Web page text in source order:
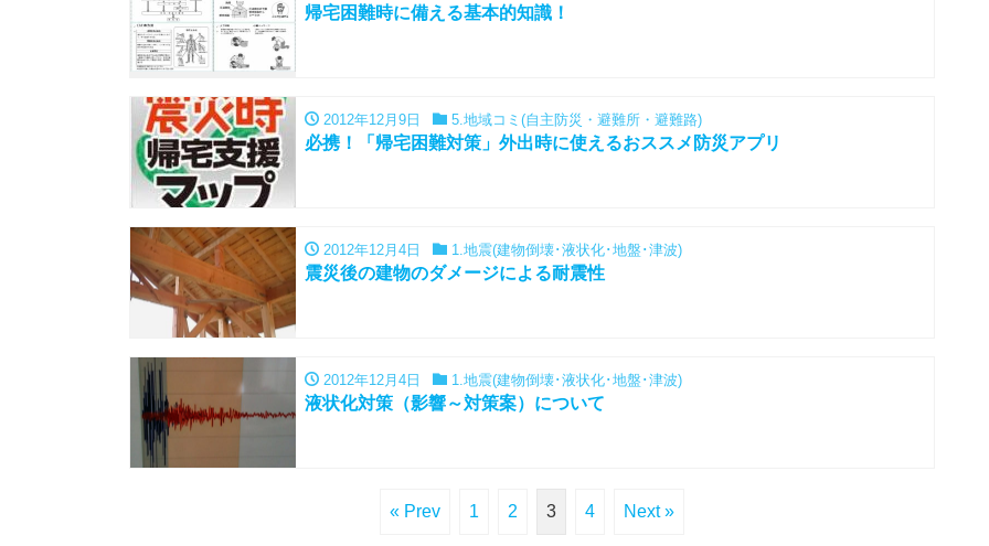
帰宅困難時に備える基本的知識！
2012年12月9日 5.地域コミ(自主防災・避難所・避難路)
必携！「帰宅困難対策」外出時に使えるおススメ防災アプリ
2012年12月4日 1.地震(建物倒壊･液状化･地盤･津波)
震災後の建物のダメージによる耐震性
2012年12月4日 1.地震(建物倒壊･液状化･地盤･津波)
液状化対策（影響～対策案）について
« Prev 1 2 3 4 Next »